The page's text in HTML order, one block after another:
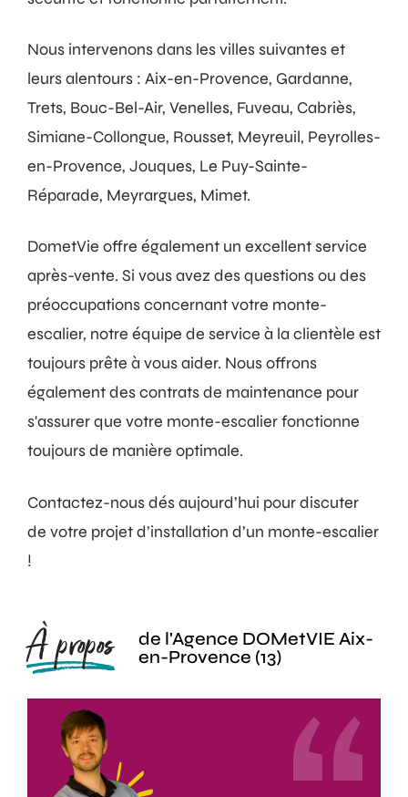
Nous intervenons dans les villes suivantes et
leurs alentours : Aix-en-Provence, Gardanne,
Trets, Bouc-Bel-Air, Venelles, Fuveau, Cabriès,
Simiane-Collongue, Rousset, Meyreuil, Peyrolles-
en-Provence, Jouques, Le Puy-Sainte-
Réparade, Meyrargues, Mimet.
DometVie offre également un excellent service
après-vente. Si vous avez des questions ou des
préoccupations concernant votre monte-
escalier, notre équipe de service à la clientèle est
toujours prête à vous aider. Nous offrons
également des contrats de maintenance pour
s'assurer que votre monte-escalier fonctionne
toujours de manière optimale.
Contactez-nous dés aujourd’hui pour discuter
de votre projet d’installation d’un monte-escalier
!
À propos
de l'Agence DOMetVIE Aix-
en-Provence (13)